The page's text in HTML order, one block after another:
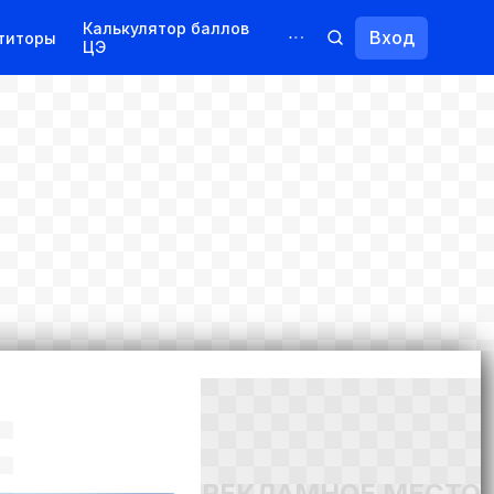
Калькулятор баллов
ЦЭ
Вход